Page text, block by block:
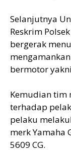
Selanjutnya
Reskrim
bergerak
bermotor
Kemudian tim
terhadap
pelaku
merk Yamaha
5609 CG.